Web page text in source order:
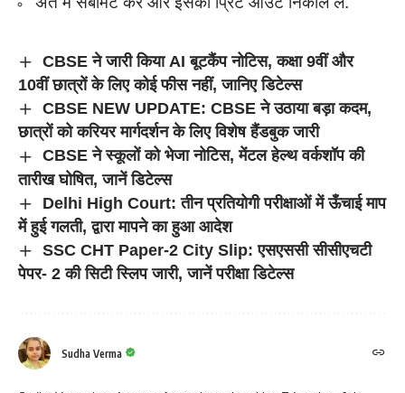
CBSE ने जारी किया AI बूटकैंप नोटिस, कक्षा 9वीं और
10वीं छात्रों के लिए कोई फीस नहीं, जानिए डिटेल्स
CBSE NEW UPDATE: CBSE ने उठाया बड़ा कदम,
छात्रों को करियर मार्गदर्शन के लिए विशेष हैंडबुक जारी
CBSE ने स्कूलों को भेजा नोटिस, मेंटल हेल्थ वर्कशॉप की
तारीख घोषित, जानें डिटेल्स
Delhi High Court: तीन प्रतियोगी परीक्षाओं में ऊँचाई माप
में हुई गलती, द्वारा मापने का हुआ आदेश
SSC CHT Paper-2 City Slip: एसएससी सीसीएचटी
पेपर- 2 की सिटी स्लिप जारी, जानें परीक्षा डिटेल्स
Sudha Verma